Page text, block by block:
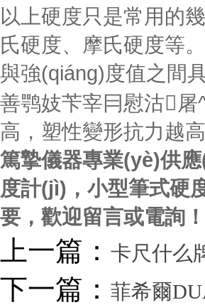
以上硬度只是常用的
氏硬度、摩氏硬度等。
與強(qiáng)度值之間具
善鹗妓苄宰冃慰沽
高，塑性變形抗力越高
篤摯儀器專業(yè)供
度計(jì)，小型筆式硬
要，歡迎留言或電詢！
上一篇： 卡尺什么
下一篇： 菲希爾